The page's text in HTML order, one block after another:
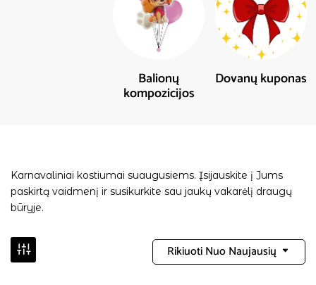
Balionų
kompozicijos
Dovanų kuponas
Karnavaliniai kostiumai suaugusiems. Įsijauskite į Jums
paskirtą vaidmenį ir susikurkite sau jaukų vakarėlį draugų
būryje.
Rikiuoti Nuo Naujausių